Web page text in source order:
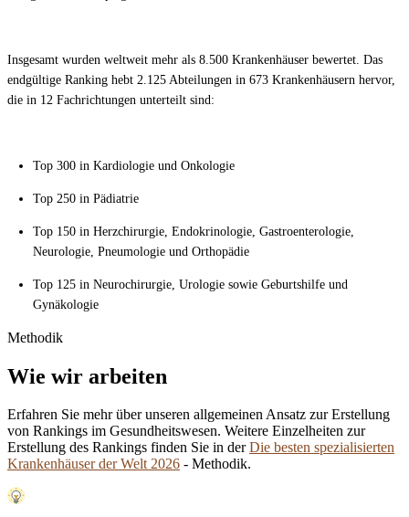
Insgesamt wurden weltweit mehr als 8.500 Krankenhäuser bewertet. Das
endgültige Ranking hebt 2.125 Abteilungen in 673 Krankenhäusern hervor,
die in 12 Fachrichtungen unterteilt sind:
Top 300 in Kardiologie und Onkologie
Top 250 in Pädiatrie
Top 150 in Herzchirurgie, Endokrinologie, Gastroenterologie,
Neurologie, Pneumologie und Orthopädie
Top 125 in Neurochirurgie, Urologie sowie Geburtshilfe und
Gynäkologie
Methodik
Wie wir arbeiten
Erfahren Sie mehr über unseren allgemeinen Ansatz zur Erstellung
von Rankings im Gesundheitswesen. Weitere Einzelheiten zur
Erstellung des Rankings finden Sie in derDie besten spezialisierten
Krankenhäuser der Welt 2026 - Methodik.